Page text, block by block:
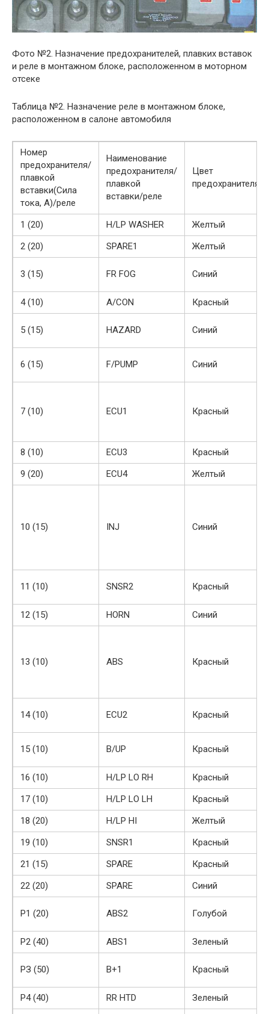
Фото №2. Назначение предохранителей, плавких вставок
и реле в монтажном блоке, расположенном в моторном
отсеке
Таблица №2. Назначение реле в монтажном блоке,
расположенном в салоне автомобиля
Номер
предохранителя/
плавкой
вставки(Сила
тока, А)/реле
Наименование
предохранителя/
плавкой
вставки/реле
Цвет
предохранителя
1 (20) H/LP WASHER
Желтый
2 (20)
SPARE1 Желтый
3 (15) FR FOG Синий
4 (10) A/CON Красный
5 (15) HAZARD Синий
6 (15) F/PUMP Синий
7 (10) ECU1 Красный
8 (10) ECU3
Красный
9 (20)
ECU4 Желтый
10 (15) INJ Синий
11 (10) SNSR2 Красный
12 (15) HORN Синий
13 (10) ABS Красный
14 (10) ECU2 Красный
15 (10) B/UP Красный
16 (10) H/LP LO RH
Красный
17 (10)
H/LP LO LH
Красный
18 (20)
H/LP HI
Желтый
19 (10)
SNSR1
Красный
21 (15)
SPARE
Красный
22 (20)
SPARE Синий
Р1 (20) ABS2 Голубой
Р2 (40) ABS1 Зеленый
РЗ (50) B+1 Красный
Р4 (40) RR HTD Зеленый